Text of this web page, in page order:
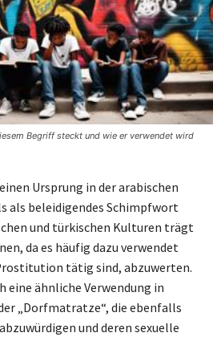
Begriff steckt und wie er verwendet wird
Ursprung in der arabischen
als beleidigendes Schimpfwort
und türkischen Kulturen trägt
da es häufig dazu verwendet
tätig sind, abzuwerten.
eine ähnliche Verwendung in
„Dorfmatratze“, die ebenfalls
und deren sexuelle